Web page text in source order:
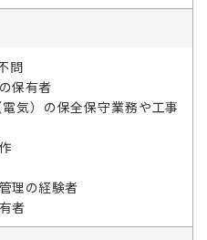
問
保有者
気）の保全保守業務や工事
理の経験者
者